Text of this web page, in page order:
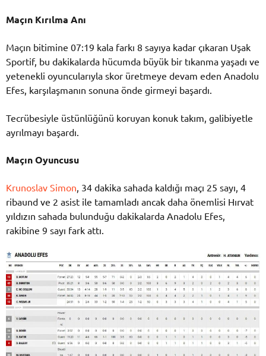
Maçın Kırılma Anı
Maçın bitimine 07:19 kala farkı 8 sayıya kadar çıkaran Uşak
Sportif, bu dakikalarda hücumda büyük bir tıkanma yaşadı ve
yetenekli oyuncularıyla skor üretmeye devam eden Anadolu
Efes, karşılaşmanın sonuna önde girmeyi başardı.
Tecrübesiyle üstünlüğünü koruyan konuk takım, galibiyetle
ayrılmayı başardı.
Maçın Oyuncusu
Krunoslav Simon , 34 dakika sahada kaldığı maçı 25 sayı, 4
ribaund ve 2 asist ile tamamladı ancak daha önemlisi Hırvat
yıldızın sahada bulunduğu dakikalarda Anadolu Efes,
rakibine 9 sayı fark attı.